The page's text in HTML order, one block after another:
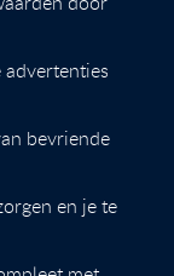
bevriende
en je te